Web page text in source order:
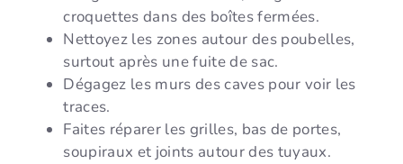
croquettes dans des boîtes fermées.
Nettoyez les zones autour des poubelles,
surtout après une fuite de sac.
Dégagez les murs des caves pour voir les
traces.
Faites réparer les grilles, bas de portes,
soupiraux et joints autour des tuyaux.